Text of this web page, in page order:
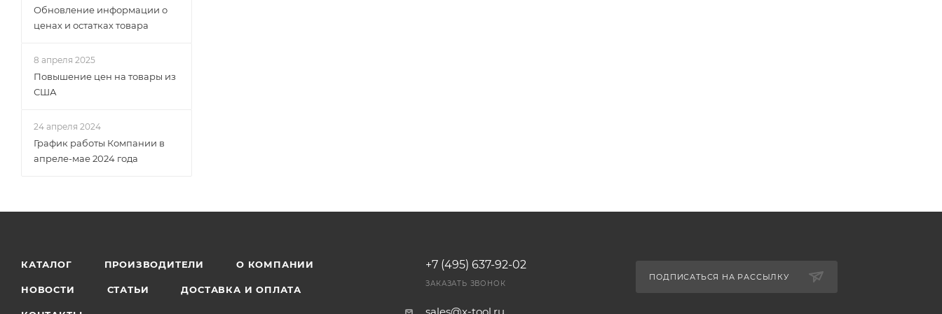
Обновление информации о
ценах и остатках товара
8 апреля 2025
Повышение цен на товары из
США
24 апреля 2024
График работы Компании в
апреле-мае 2024 года
КАТАЛОГ ПРОИЗВОДИТЕЛИ О КОМПАНИИ
НОВОСТИ СТАТЬИ ДОСТАВКА И ОПЛАТА
+7 (495) 637-92-02
ЗАКАЗАТЬ ЗВОНОК
ПОДПИСАТЬСЯ НА РАССЫЛКУ